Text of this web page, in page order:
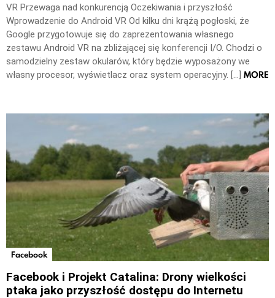
VR Przewaga nad konkurencją Oczekiwania i przyszłość
Wprowadzenie do Android VR Od kilku dni krążą pogłoski, że
Google przygotowuje się do zaprezentowania własnego
zestawu Android VR na zbliżającej się konferencji I/O. Chodzi o
samodzielny zestaw okularów, który będzie wyposażony we
własny procesor, wyświetlacz oraz system operacyjny. […] MORE
Facebook
Facebook i Projekt Catalina: Drony wielkości
ptaka jako przyszłość dostępu do Internetu